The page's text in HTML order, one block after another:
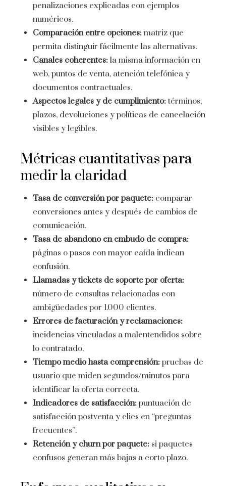
penalizaciones explicadas con ejemplos
numéricos.
Comparación entre opciones: matriz que
permita distinguir fácilmente las alternativas.
Canales coherentes: la misma información en
web, puntos de venta, atención telefónica y
documentos contractuales.
Aspectos legales y de cumplimiento: términos,
plazos, devoluciones y políticas de cancelación
visibles y legibles.
Métricas cuantitativas para
medir la claridad
Tasa de conversión por paquete: comparar
conversiones antes y después de cambios de
comunicación.
Tasa de abandono en embudo de compra:
páginas o pasos con mayor caída indican
confusión.
Llamadas y tickets de soporte por oferta:
número de consultas relacionadas con
ambigüedades por 1.000 clientes.
Errores de facturación y reclamaciones:
incidencias vinculadas a malentendidos sobre
lo contratado.
Tiempo medio hasta comprensión: pruebas de
usuario que miden segundos/minutos para
identificar la oferta correcta.
Indicadores de satisfacción: puntuación de
satisfacción postventa y clics en “preguntas
frecuentes”.
Retención y churn por paquete: si paquetes
confusos generan más bajas a corto plazo.